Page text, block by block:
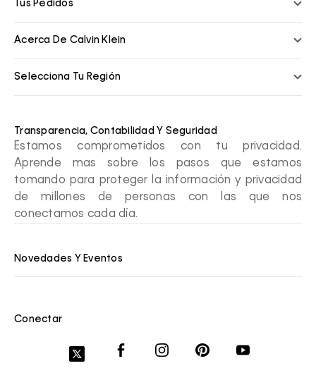
Tus Pedidos
Acerca De Calvin Klein
Selecciona Tu Región
Transparencia, Contabilidad Y Seguridad
Estamos comprometidos con tu privacidad.
Aprende mas sobre los pasos que estamos
tomando para proteger la información y privacidad
de millones de personas con las que nos
conectamos cada día.
Novedades Y Eventos
Conectar